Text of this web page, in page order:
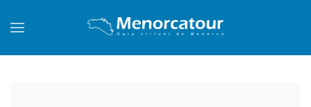
Skip to main content